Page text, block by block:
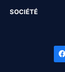
SOCIÉTÉ